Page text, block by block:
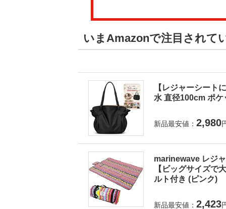
いまAmazonで注目されて
【レジャーシート
水 直径100cm ポ
新品最安値： 2,980
marinewave レジ
【ビッグサイズで
ルト付き (ピンク)
新品最安値： 2,423